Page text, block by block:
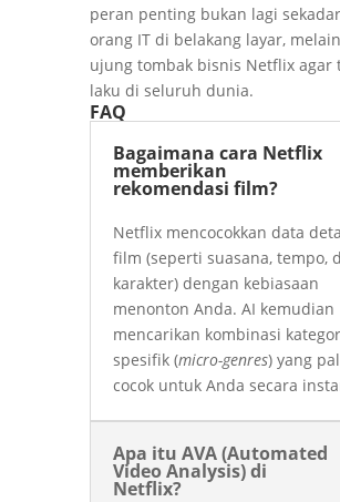
peran penting bukan lagi
orang IT di belakang layar,
ujung tombak bisnis Netflix agar
laku di seluruh dunia.
FAQ
Bagaimana cara Netflix
memberikan
rekomendasi film?
Netflix mencocokkan data
film (seperti suasana, tempo,
karakter) dengan kebiasaan
menonton Anda. AI kemudian
mencarikan kombinasi
spesifik (micro-genres) yang
cocok untuk Anda secara
Apa itu AVA (Automated
Video Analysis) di
Netflix?